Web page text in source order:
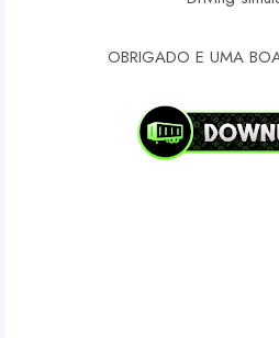
OBRIGADO E UMA